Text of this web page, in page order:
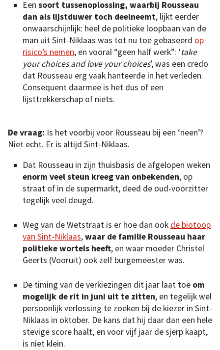
Een soort tussenoplossing, waarbij Rousseau
dan als lijstduwer toch deelneemt, lijkt eerder
onwaarschijnlijk: heel de politieke loopbaan van de
man uit Sint-Niklaas was tot nu toe gebaseerd op
risico’s nemen, en vooral “geen half werk”: ‘take
your choices and love your choices’, was een credo
dat Rousseau erg vaak hanteerde in het verleden.
Consequent daarmee is het dus of een
lijsttrekkerschap of niets.
De vraag: Is het voorbij voor Rousseau bij een ‘neen’?
Niet echt. Er is altijd Sint-Niklaas.
Dat Rousseau in zijn thuisbasis de afgelopen weken
enorm veel steun kreeg van onbekenden, op
straat of in de supermarkt, deed de oud-voorzitter
tegelijk veel deugd.
Weg van de Wetstraat is er hoe dan ook de biotoop
van Sint-Niklaas,waar de familie Rousseau haar
politieke wortels heeft, en waar moeder Christel
Geerts (Vooruit) ook zelf burgemeester was.
De timing van de verkiezingen dit jaar laat toe om
mogelijk de rit in juni uit te zitten, en tegelijk wel
persoonlijk verlossing te zoeken bij de kiezer in Sint-
Niklaas in oktober. De kans dat hij daar dan een hele
stevige score haalt, en voor vijf jaar de sjerp kaapt,
is niet klein.